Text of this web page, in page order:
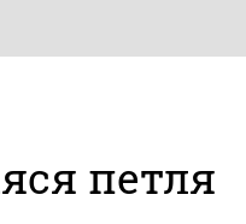
петля